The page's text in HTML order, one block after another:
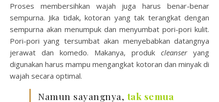
Proses membersihkan wajah juga harus benar-benar
sempurna. Jika tidak, kotoran yang tak terangkat dengan
sempurna akan menumpuk dan menyumbat pori-pori kulit.
Pori-pori yang tersumbat akan menyebabkan datangnya
jerawat dan komedo. Makanya, produk cleanseryang
digunakan harus mampu mengangkat kotoran dan minyak di
wajah secara optimal.
Namun sayangnya, tak semua